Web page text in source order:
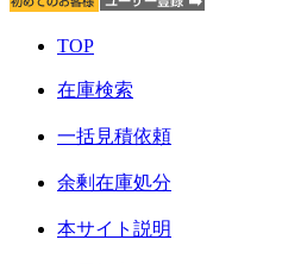
TOP
在庫検索
一括見積依頼
余剰在庫処分
本サイト説明